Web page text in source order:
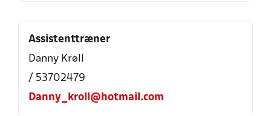
Assistenttræner
Danny Krøll
/ 53702479
Danny_kroll@hotmail.com